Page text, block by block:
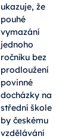
ukazuje, že
pouhé
vymazání
jednoho
ročníku bez
prodloužení
povinné
docházky na
střední škole
by českému
vzdělávání